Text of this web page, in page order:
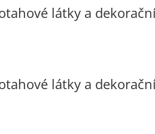
látky a
látky a